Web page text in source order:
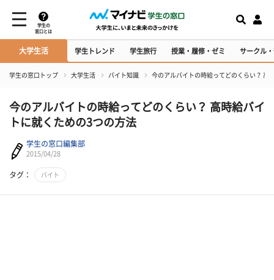
学生の
窓口とは
大学生活 学生トレンド 学生旅行 授業・履修・ゼミ サークル
学生の窓口トップ 大学生活 バイト知識 今のアルバイトの時給ってどのくらい？ 高
今のアルバイトの時給ってどのくらい？ 高時給バイ
トに就くための3つの方法
学生の窓口編集部
2015/04/28
タグ： バイト